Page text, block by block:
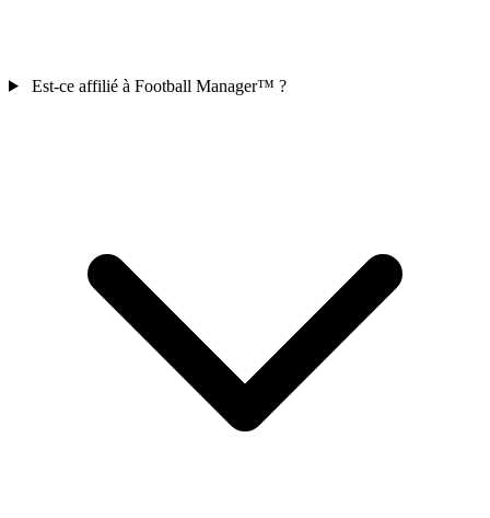
Est-ce affilié à Football Manager™ ?